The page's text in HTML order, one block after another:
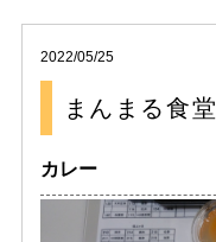
2022/05/25
まんまる食堂
カレー